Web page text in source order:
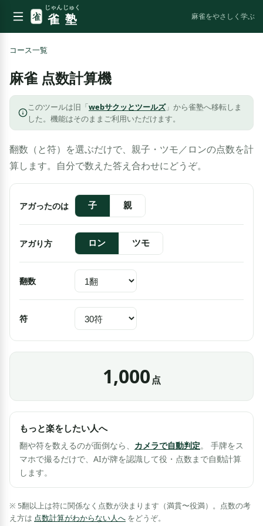
雀塾
じゃんじゅく
麻雀をやさしく学ぶ
コース一覧
麻雀 点数計算機
このツールは旧「webサクッとツールズ」から雀塾へ移転しま
した。機能はそのままご利用いただけます。
翻数（と符）を選ぶだけで、親子・ツモ／ロンの点数を計
算します。自分で数えた答え合わせにどうぞ。
アガったのは 子 親
アガり方 ロン ツモ
翻数
符
1,000 点
もっと楽をしたい人へ
翻や符を数えるのが面倒なら、 カメラで自動判定。 手牌をス
マホで撮るだけで、AIが牌を認識して役・点数まで自動計算
します。
※ 5翻以上は符に関係なく点数が決まります（満貫〜役満）。点数の考
え方は 点数計算がわからない人へ をどうぞ。